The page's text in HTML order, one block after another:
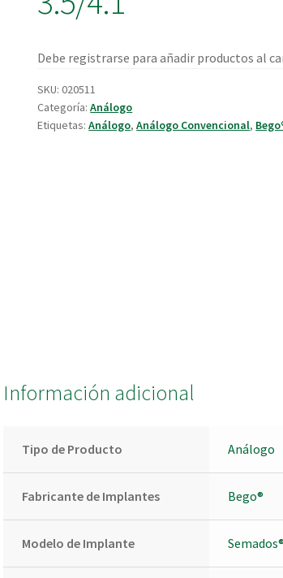
Debe registrarse para añadir productos al
SKU:020511
Categoría:Análogo
Etiquetas:Análogo,Análogo Convencional,
Información adicional
Tipo de Producto Análogo
Fabricante de Implantes Bego®
Modelo de Implante